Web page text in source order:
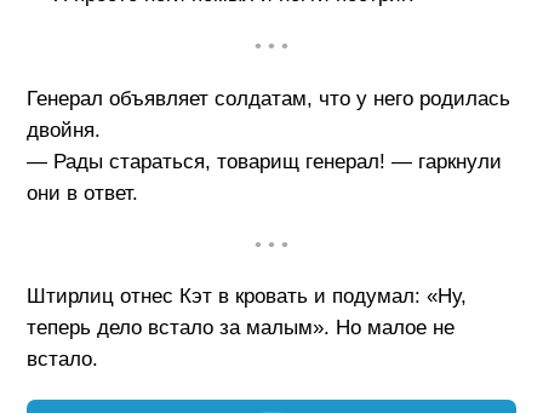
• • •
Генерал объявляет солдатам, что у него родилась
двойня.
— Рады стараться, товарищ генерал! — гаркнули
они в ответ.
• • •
Штирлиц отнес Кэт в кровать и подумал: «Ну,
теперь дело встало за малым». Но малое не
встало.